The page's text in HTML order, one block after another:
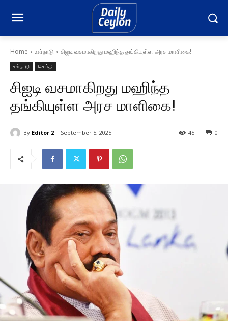
Home உள்நாடு சிஐடி வசமாகிறது மஹிந்த தங்கியுள்ள அரச மாளிகை!
உள்நாடு செய்தி
சிஐடி வசமாகிறது மஹிந்த
தங்கியுள்ள அரச மாளிகை!
By Editor 2 September 5, 2025 0
45